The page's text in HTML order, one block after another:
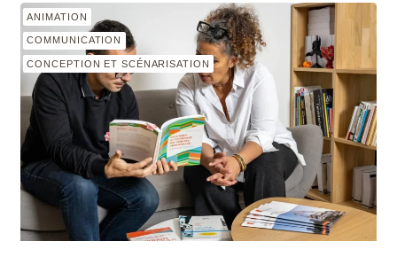
ANIMATION
COMMUNICATION
CONCEPTION ET SCÉNARISATION